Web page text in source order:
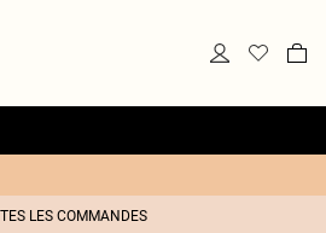
LES COMMANDES